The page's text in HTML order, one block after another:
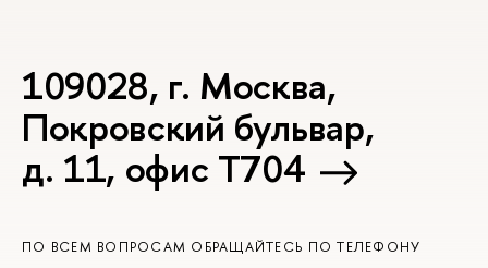
109028, г. Москва,
Покровский бульвар,
д. 11, офис Т704
ПО ВСЕМ ВОПРОСАМ ОБРАЩАЙТЕСЬ ПО ТЕЛЕФОНУ